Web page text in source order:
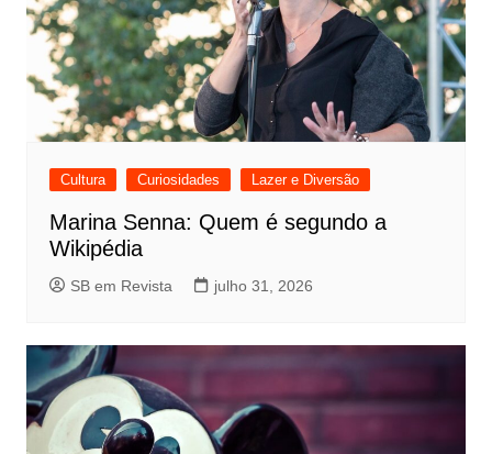
Cultura Curiosidades Lazer e Diversão
Marina Senna: Quem é segundo a
Wikipédia
SB em Revista julho 31, 2026